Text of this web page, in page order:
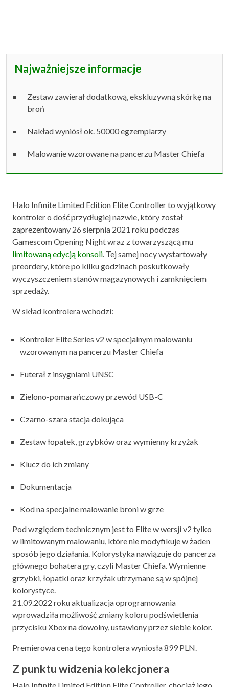
Najważniejsze informacje
Zestaw zawierał dodatkową, ekskluzywną skórkę na
broń
Nakład wyniósł ok. 50000 egzemplarzy
Malowanie wzorowane na pancerzu Master Chiefa
Halo Infinite Limited Edition Elite Controller to wyjątkowy
kontroler o dość przydługiej nazwie, który został
zaprezentowany 26 sierpnia 2021 roku podczas
Gamescom Opening Night wraz z towarzyszącą mu
limitowaną edycją konsoli . Tej samej nocy wystartowały
preordery, które po kilku godzinach poskutkowały
wyczyszczeniem stanów magazynowych i zamknięciem
sprzedaży.
W skład kontrolera wchodzi:
Kontroler Elite Series v2 w specjalnym malowaniu
wzorowanym na pancerzu Master Chiefa
Futerał z insygniami UNSC
Zielono-pomarańczowy przewód USB-C
Czarno-szara stacja dokująca
Zestaw łopatek, grzybków oraz wymienny krzyżak
Klucz do ich zmiany
Dokumentacja
Kod na specjalne malowanie broni w grze
Pod względem technicznym jest to Elite w wersji v2 tylko
w limitowanym malowaniu, które nie modyfikuje w żaden
sposób jego działania. Kolorystyka nawiązuje do pancerza
głównego bohatera gry, czyli Master Chiefa. Wymienne
grzybki, łopatki oraz krzyżak utrzymane są w spójnej
kolorystyce.
21.09.2022 roku aktualizacja oprogramowania
wprowadziła możliwość zmiany koloru podświetlenia
przycisku Xbox na dowolny, ustawiony przez siebie kolor.
Premierowa cena tego kontrolera wyniosła 899 PLN.
Z punktu widzenia kolekcjonera
Halo Infinite Limited Edition Elite Controller, chociaż jego